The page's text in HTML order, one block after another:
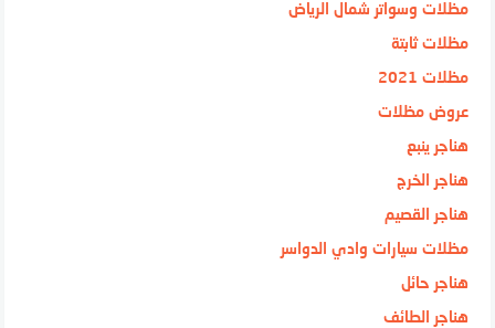
مظلات وسواتر شمال الرياض
مظلات ثابتة
مظلات 2021
عروض مظلات
هناجر ينبع
هناجر الخرج
هناجر القصيم
مظلات سيارات وادي الدواسر
هناجر حائل
هناجر الطائف